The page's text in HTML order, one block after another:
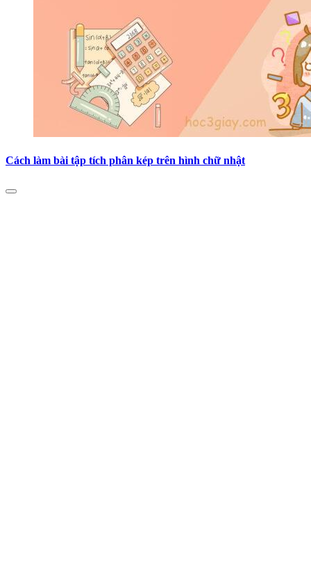
Cách làm bài tập tích phân kép trên hình chữ nhật